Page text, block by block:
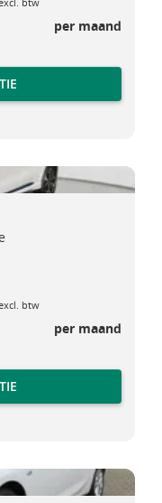
per maand
btw
per maand
Sports Tourer